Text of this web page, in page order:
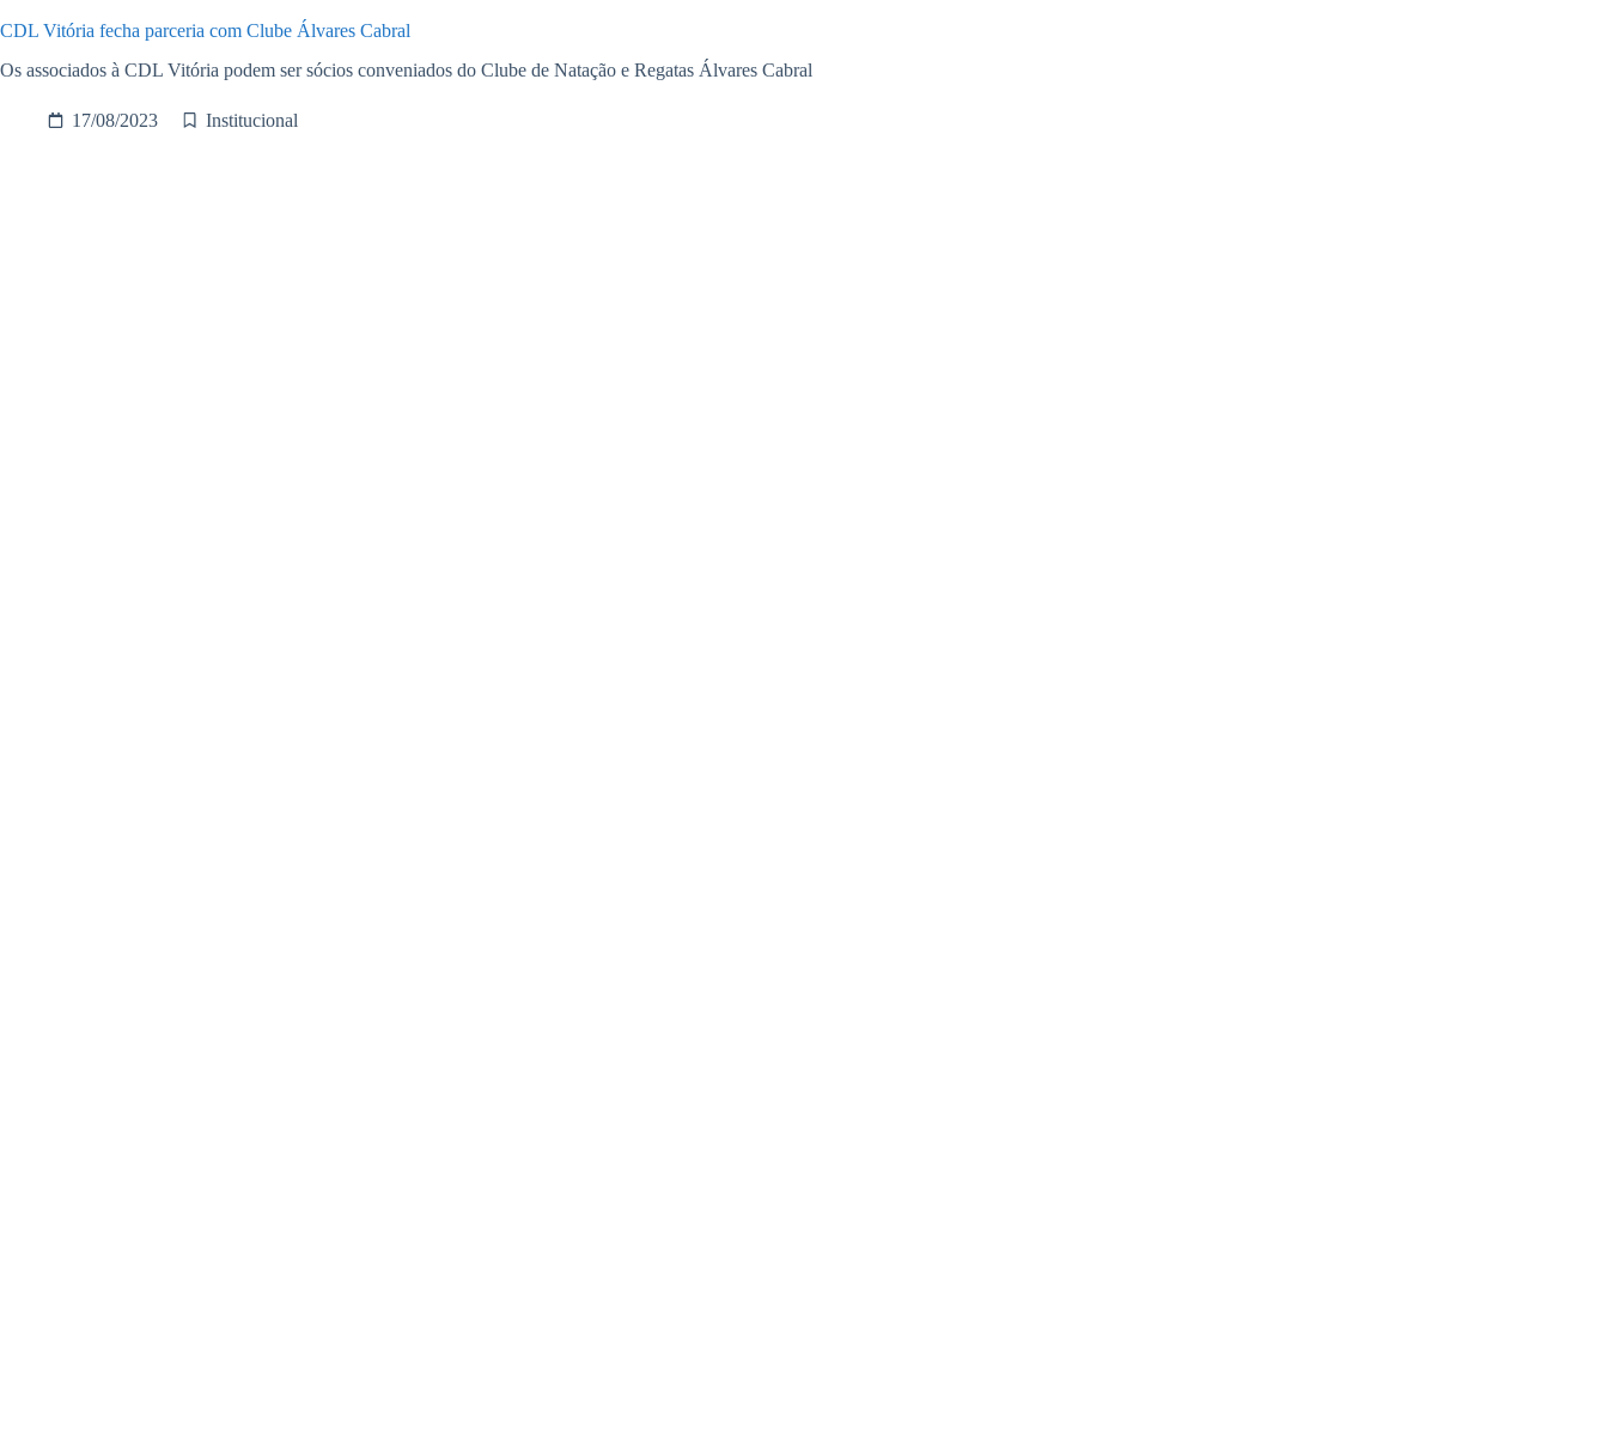
CDL Vitória fecha parceria com Clube Álvares Cabral
Os associados à CDL Vitória podem ser sócios conveniados do Clube de Natação e Regatas Álvares Cabral
17/08/2023 Institucional